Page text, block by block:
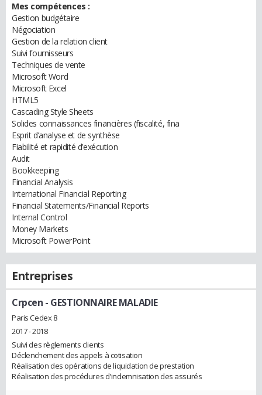
Mes compétences :
Gestion budgétaire
Négociation
Gestion de la relation client
Suivi fournisseurs
Techniques de vente
Microsoft Word
Microsoft Excel
HTML5
Cascading Style Sheets
Solides connaissances financières (fiscalité, fina
Esprit d’analyse et de synthèse
Fiabilité et rapidité d’exécution
Audit
Bookkeeping
Financial Analysis
International Financial Reporting
Financial Statements/Financial Reports
Internal Control
Money Markets
Microsoft PowerPoint
Entreprises
Crpcen - GESTIONNAIRE MALADIE
Paris Cedex 8
2017 - 2018
Suivi des règlements clients
Déclenchement des appels à cotisation
Réalisation des opérations de liquidation de prestation
Réalisation des procédures d'indemnisation des assurés